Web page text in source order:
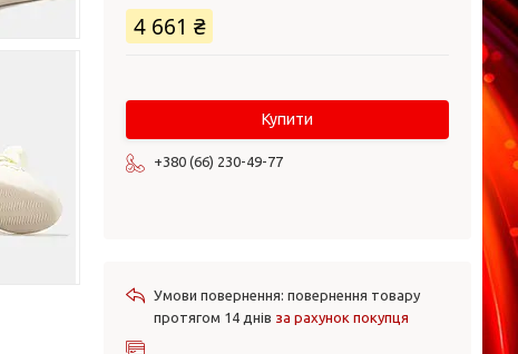
4 661 ₴
Купити
+380 (66) 230-49-77
повернення товару
протягом 14 днів за рахунок покупця